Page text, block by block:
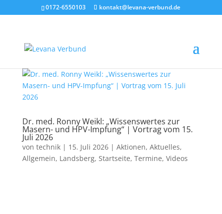
0172-6550103 kontakt@levana-verbund.de
Dr. med. Ronny Weikl: „Wissenswertes zur
Masern- und HPV-Impfung“ | Vortrag vom 15.
Juli 2026
von technik| 15. Juli 2026| Aktionen, Aktuelles,
Allgemein, Landsberg, Startseite, Termine, Videos